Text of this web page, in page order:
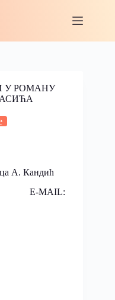
У РОМАНУ
А. Кандић
MAIL: